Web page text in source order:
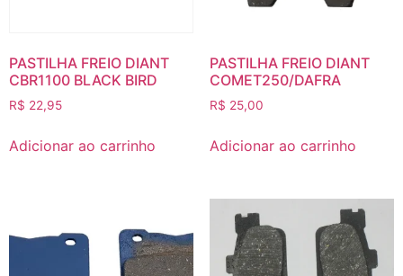
PASTILHA FREIO DIANT
CBR1100 BLACK BIRD
R$ 22,95
Adicionar ao carrinho
PASTILHA FREIO DIANT
COMET250/DAFRA
R$ 25,00
Adicionar ao carrinho